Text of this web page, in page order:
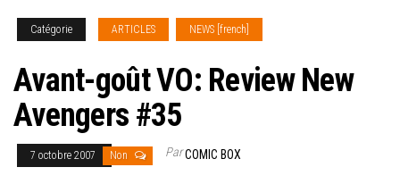
Catégorie ARTICLES NEWS [french]
Avant-goût VO: Review New
Avengers #35
7 octobre 2007 Non ParCOMIC BOX